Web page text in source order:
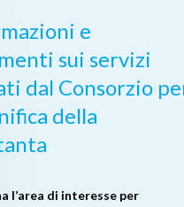
e
sui servizi
dal Consorzio
della
l’area di interesse per